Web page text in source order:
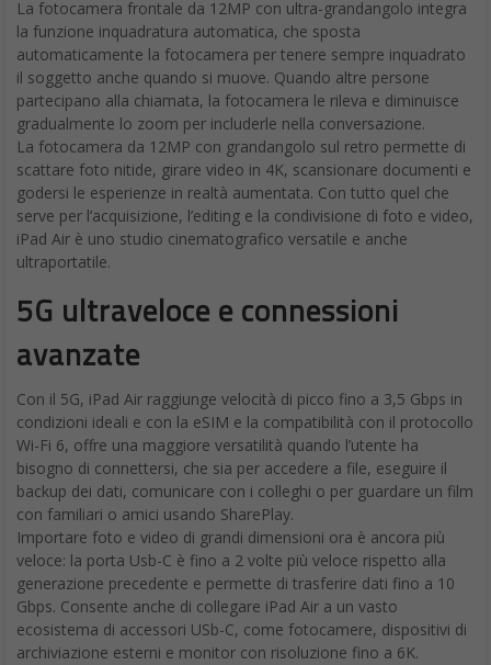
La fotocamera frontale da 12MP con ultra-grandangolo integra
la funzione inquadratura automatica, che sposta
automaticamente la fotocamera per tenere sempre inquadrato
il soggetto anche quando si muove. Quando altre persone
partecipano alla chiamata, la fotocamera le rileva e diminuisce
gradualmente lo zoom per includerle nella conversazione.
La fotocamera da 12MP con grandangolo sul retro permette di
scattare foto nitide, girare video in 4K, scansionare documenti e
godersi le esperienze in realtà aumentata. Con tutto quel che
serve per l’acquisizione, l’editing e la condivisione di foto e video,
iPad Air è uno studio cinematografico versatile e anche
ultraportatile.
5G ultraveloce e connessioni
avanzate
Con il 5G, iPad Air raggiunge velocità di picco fino a 3,5 Gbps in
condizioni ideali e con la eSIM e la compatibilità con il protocollo
Wi-Fi 6, offre una maggiore versatilità quando l’utente ha
bisogno di connettersi, che sia per accedere a file, eseguire il
backup dei dati, comunicare con i colleghi o per guardare un film
con familiari o amici usando SharePlay.
Importare foto e video di grandi dimensioni ora è ancora più
veloce: la porta Usb-C è fino a 2 volte più veloce rispetto alla
generazione precedente e permette di trasferire dati fino a 10
Gbps. Consente anche di collegare iPad Air a un vasto
ecosistema di accessori USb-C, come fotocamere, dispositivi di
archiviazione esterni e monitor con risoluzione fino a 6K.